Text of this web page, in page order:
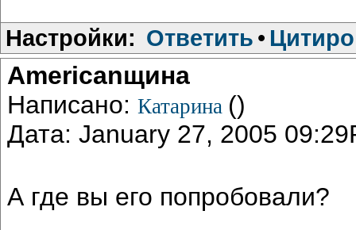
Настройки: Ответить •
Americanщина
Написано: Катарина ()
Дата: January 27, 2005
А где вы его попробовали?